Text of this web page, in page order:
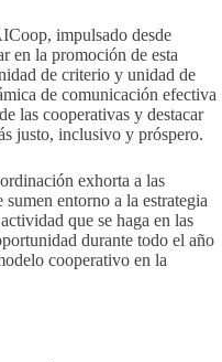
impulsado desde
en la promoción de esta
de criterio y unidad de
de comunicación efectiva
las cooperativas y destacar
justo, inclusivo y próspero.
exhorta a las
entorno a la estrategia
que se haga en las
durante todo el año
cooperativo en la